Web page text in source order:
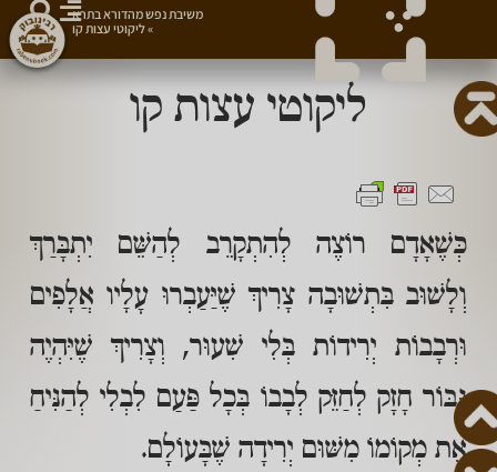
ליקוטי עצות קו
כְּשֶׁאָדָם רוֹצֶה לְהִתְקָרֵב לְהַשֵּׁם יִתְבָּרַךְ
וְלָשׁוּב בִּתְשׁוּבָה צָרִיךְ שֶׁיַּעַבְרוּ עָלָיו אֲלָפִים
וּרְבָבוֹת יְרִידוֹת בְּלִי שִׁעוּר, וְצָרִיךְ שֶׁיִּהְיֶה
גִּבּוֹר חָזָק לְחַזֵּק לְבָבוֹ בְּכָל פַּעַם לִבְלִי לְהַנִּיחַ
אֶת מְקוֹמוֹ מִשּׁוּם יְרִידָה שֶׁבָּעוֹלָם.
משיבת נפש מהדורא בתרא
»ליקוטי עצות קו